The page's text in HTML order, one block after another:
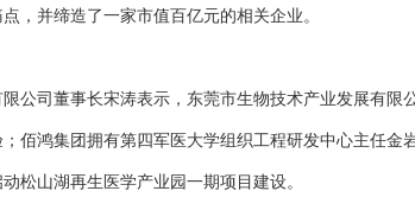
，并缔造了一家市值百亿元的相关企业。
公司董事长宋涛表示，东莞市生物技术产业发展有
佰鸿集团拥有第四军医大学组织工程研发中心主任
松山湖再生医学产业园一期项目建设。